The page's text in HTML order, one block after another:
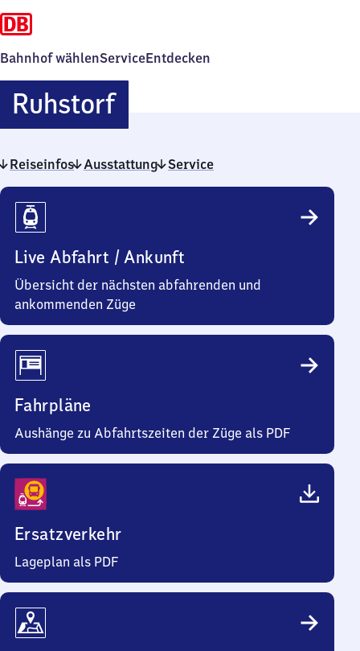
Bahnhof wählenServiceEntdecken
RuhstorfRuhstorf
Reiseinfos Ausstattung Service
Reiseinfos
Live Abfahrt / Ankunft
Übersicht der nächsten abfahrenden und
ankommenden Züge
Fahrpläne
Aushänge zu Abfahrtszeiten der Züge als PDF
Ersatzverkehr
Lageplan als PDF